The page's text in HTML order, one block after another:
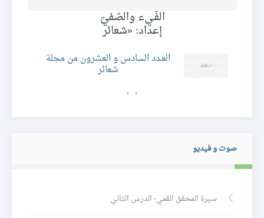
الفَـي‌ء والصّفيّ
إعداد: «شعائر
العـدد السادس و العشرون من مجلة
شعائر
‹
›
صوت و فيديو
سيرة المحقق القمي- الدرس الثاني